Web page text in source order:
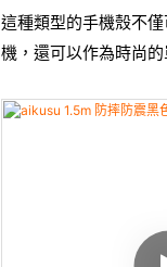
這種類型的手機殼不
機，還可以作為時尚